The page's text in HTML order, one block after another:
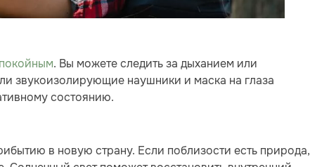
. Вы можете следить за дыханием или
звукоизолирующие наушники и маска на глаза
состоянию.
в новую страну. Если поблизости есть природа,